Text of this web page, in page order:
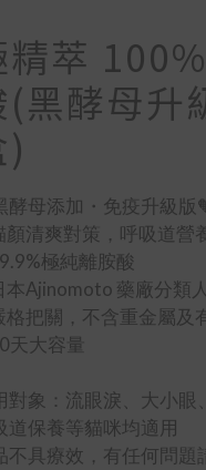
精萃
(黑酵母升
酵母添加・免疫升級版
清爽對策，呼吸道營
極純離胺酸
Ajinomoto 藥廠分類
把關，不含重金屬及
大容量
對象：流眼淚、大小眼
道保養等貓咪均適用
不具療效，有任何問題